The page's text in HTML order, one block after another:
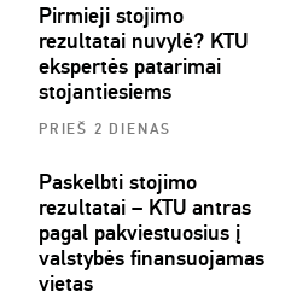
Pirmieji stojimo
rezultatai nuvylė? KTU
ekspertės patarimai
stojantiesiems
PRIEŠ 2 DIENAS
Paskelbti stojimo
rezultatai – KTU antras
pagal pakviestuosius į
valstybės finansuojamas
vietas